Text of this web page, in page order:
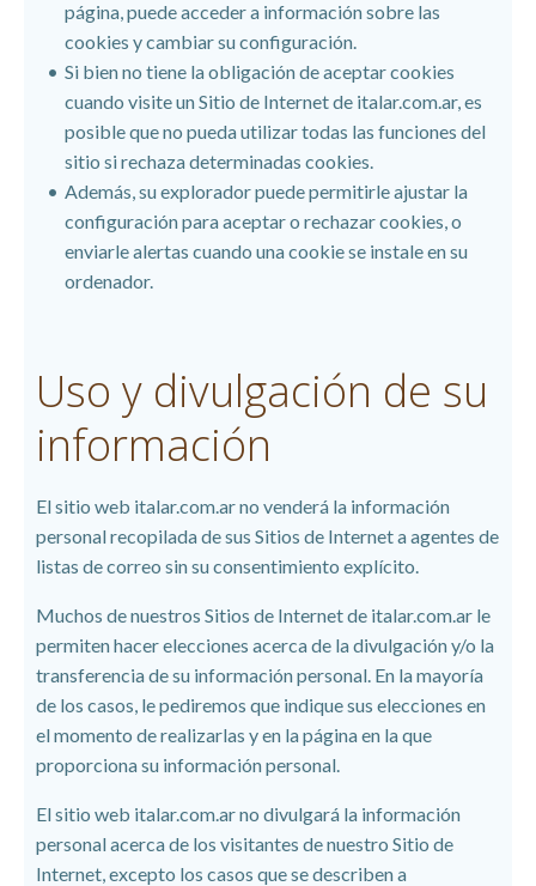
página, puede acceder a información sobre las
cookies y cambiar su configuración.
Si bien no tiene la obligación de aceptar cookies
cuando visite un Sitio de Internet de italar.com.ar, es
posible que no pueda utilizar todas las funciones del
sitio si rechaza determinadas cookies.
Además, su explorador puede permitirle ajustar la
configuración para aceptar o rechazar cookies, o
enviarle alertas cuando una cookie se instale en su
ordenador.
Uso y divulgación de su
información
El sitio web italar.com.ar no venderá la información
personal recopilada de sus Sitios de Internet a agentes de
listas de correo sin su consentimiento explícito.
Muchos de nuestros Sitios de Internet de italar.com.ar le
permiten hacer elecciones acerca de la divulgación y/o la
transferencia de su información personal. En la mayoría
de los casos, le pediremos que indique sus elecciones en
el momento de realizarlas y en la página en la que
proporciona su información personal.
El sitio web italar.com.ar no divulgará la información
personal acerca de los visitantes de nuestro Sitio de
Internet, excepto los casos que se describen a